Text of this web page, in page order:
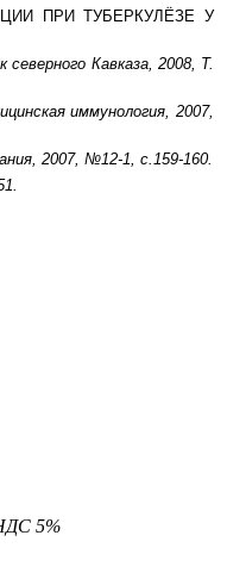
ПРИ ТУБЕРКУЛЁЗЕ У
северного Кавказа, 2008, Т.
иммунология, 2007,
2007, №12-1, с.159-160.